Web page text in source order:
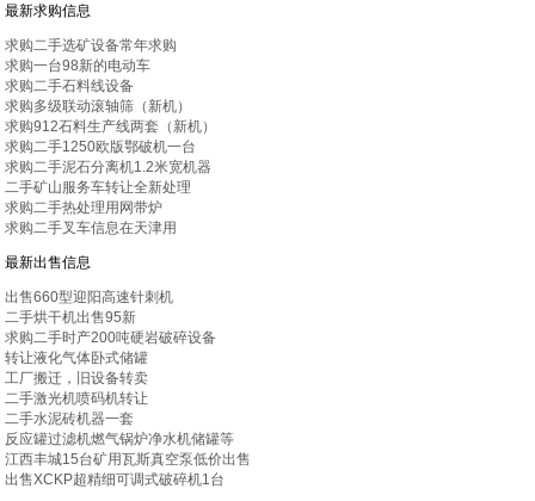
最新求购信息
求购二手选矿设备常年求购
求购一台98新的电动车
求购二手石料线设备
求购多级联动滚轴筛（新机）
求购912石料生产线两套（新机）
求购二手1250欧版鄂破机一台
求购二手泥石分离机1.2米宽机器
二手矿山服务车转让全新处理
求购二手热处理用网带炉
求购二手叉车信息在天津用
最新出售信息
出售660型迎阳高速针刺机
二手烘干机出售95新
求购二手时产200吨硬岩破碎设备
转让液化气体卧式储罐
工厂搬迁，旧设备转卖
二手激光机喷码机转让
二手水泥砖机器一套
反应罐过滤机燃气锅炉净水机储罐等
江西丰城15台矿用瓦斯真空泵低价出售
出售XCKP超精细可调式破碎机1台